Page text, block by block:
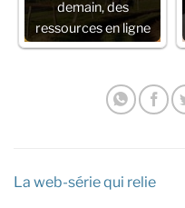
demain, des
ressources en ligne
La web-série qui relie